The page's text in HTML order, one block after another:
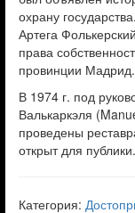
охрану
Артега
права
провинции Мадрид.
В 1974 г. под
Валькаркэля
проведены
открыт для публики.
Категория: